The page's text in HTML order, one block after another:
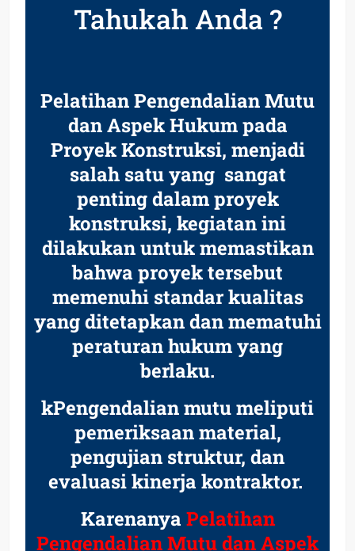
Tahukah Anda ?
Pelatihan Pengendalian Mutu
dan Aspek Hukum pada
Proyek Konstruksi, menjadi
salah satu yang sangat
penting dalam proyek
konstruksi, kegiatan ini
dilakukan untuk memastikan
bahwa proyek tersebut
memenuhi standar kualitas
yang ditetapkan dan mematuhi
peraturan hukum yang
berlaku.
kPengendalian mutu meliputi
pemeriksaan material,
pengujian struktur, dan
evaluasi kinerja kontraktor.
Karenanya Pelatihan
Pengendalian Mutu dan Aspek